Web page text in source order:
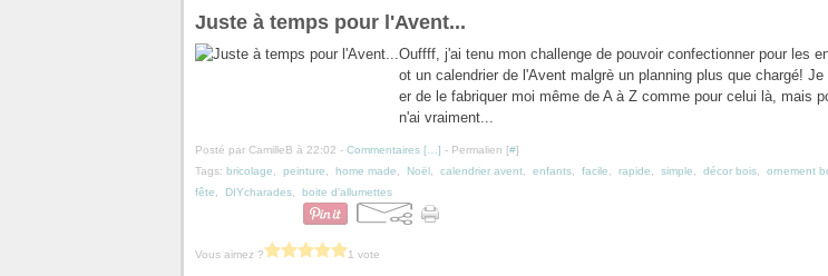
Juste à temps pour l'Avent...
Ouffff, j'ai tenu mon challenge de pouvoir confectionner pour les
ot un calendrier de l'Avent malgrè un planning plus que chargé!
er de le fabriquer moi même de A à Z comme pour celui là, mais
n'ai vraiment...
Posté par CamilleB à 22:02 - Commentaires [ ] - Permalien [#]
Tags: bricolage peinture home made Noël calendrier avent enfants facile rapide simple décor bois ornement
fête
DIYcharades boite d’allumettes
Vous aimez ? 1 vote